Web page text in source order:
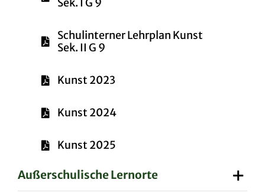
Sek. I G 9
Schulinterner Lehrplan Kunst
Sek. II G 9
Kunst 2023
Kunst 2024
Kunst 2025
Außerschulische Lernorte